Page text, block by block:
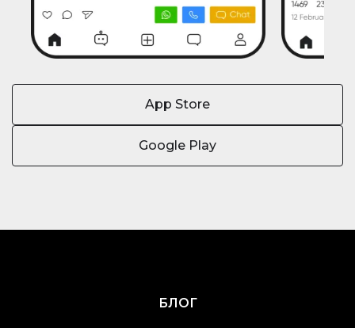
App Store
Google Play
БЛОГ